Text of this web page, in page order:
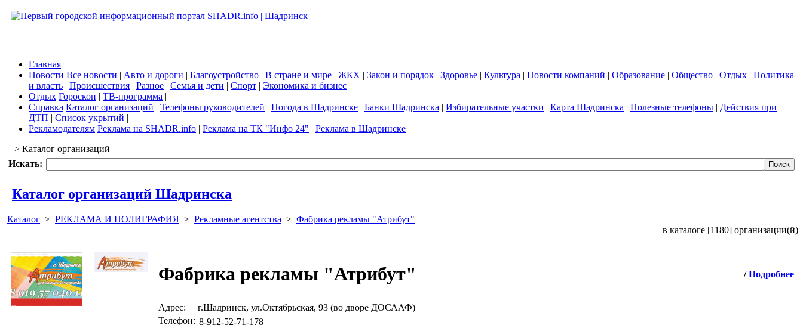
Главная
Новости Все новости | Авто и дороги | Благоустройство | В стране и мире | ЖКХ | Закон и порядок | Здоровье | Культура | Новости компаний | Образование | Общество | Отдых | Политика
и власть | Происшествия | Разное | Семья и дети | Спорт | Экономика и бизнес |
Отдых Гороскоп | ТВ-программа |
Справка Каталог организаций | Телефоны руководителей | Погода в Шадринске | Банки Шадринска | Избирательные участки | Карта Шадринска | Полезные телефоны | Действия при
ДТП | Список укрытий |
Рекламодателям Реклама на SHADR.info | Реклама на ТК "Инфо 24" | Реклама в Шадринске |
> Каталог организаций
Искать:
Каталог организаций Шадринска
Каталог > РЕКЛАМА И ПОЛИГРАФИЯ > Рекламные агентства > Фабрика рекламы "Атрибут"
в каталоге [1180] организации(й)
Фабрика рекламы "Атрибут" / Подробнее
Адрес:
г.Шадринск, ул.Октябрьская, 93 (во дворе ДОСААФ)
Телефон: 8-912-52-71-178